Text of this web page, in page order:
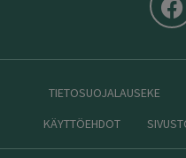
TIETOSUOJALAUSEKE
KÄYTTÖEHDOT